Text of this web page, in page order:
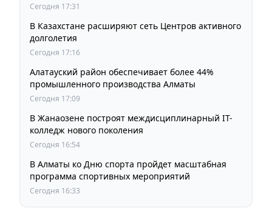
Сегодня 17:31
В Казахстане расширяют сеть Центров активного
долголетия
Сегодня 17:16
Алатауский район обеспечивает более 44%
промышленного производства Алматы
Сегодня 17:09
В Жанаозене построят междисциплинарный IT-
колледж нового поколения
Сегодня 16:54
В Алматы ко Дню спорта пройдет масштабная
программа спортивных мероприятий
Сегодня 16:33